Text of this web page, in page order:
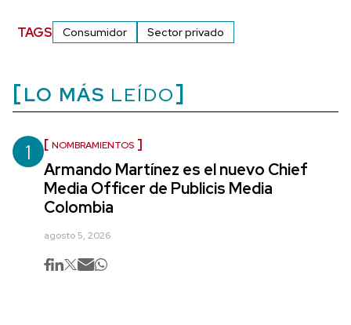
TAGS Consumidor Sector privado
LO MÁS LEÍDO
1 NOMBRAMIENTOS
Armando Martínez es el nuevo Chief
Media Officer de Publicis Media
Colombia
agosto 5, 2026